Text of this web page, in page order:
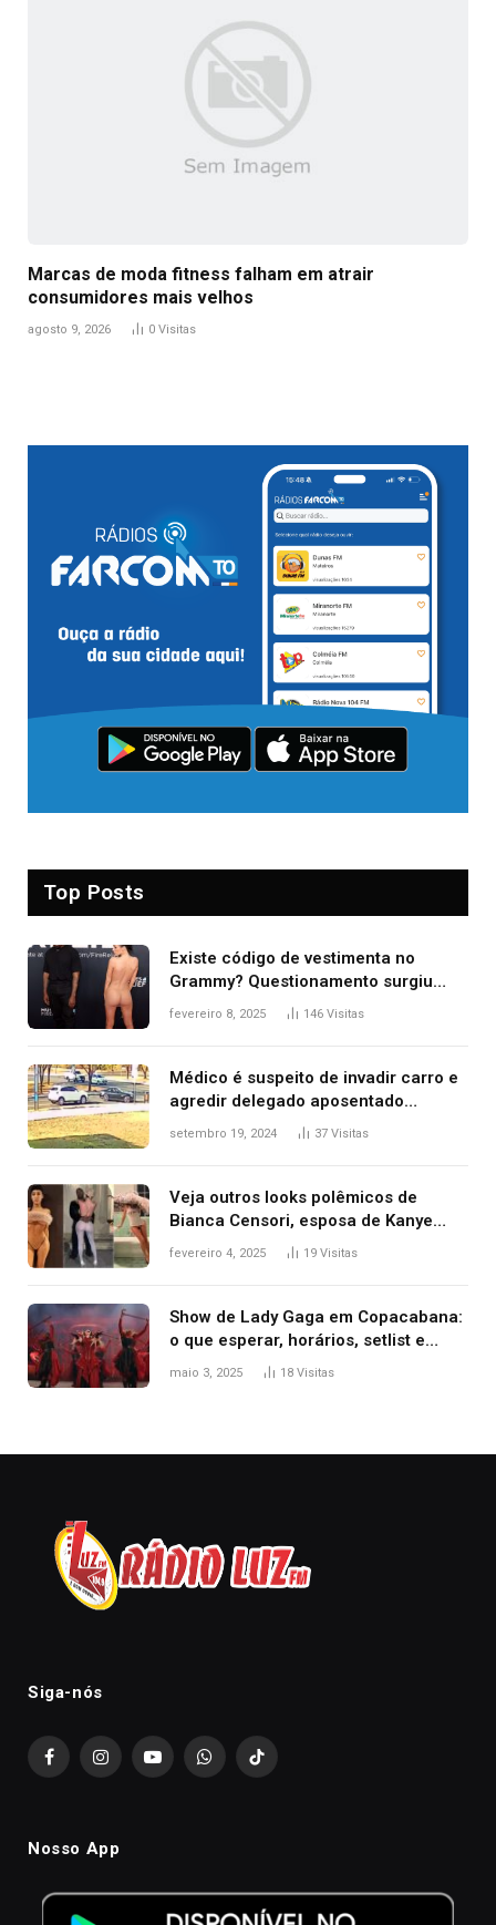
Marcas de moda fitness falham em atrair
consumidores mais velhos
agosto 9, 2026 0 Visitas
Top Posts
Existe código de vestimenta no
Grammy? Questionamento surgiu
após Bianca Censori, mulher de
fevereiro 8, 2025 146 Visitas
Médico é suspeito de invadir carro e
agredir delegado aposentado
durante confusão no trânsito
setembro 19, 2024 37 Visitas
Veja outros looks polêmicos de
Bianca Censori, esposa de Kanye
West que apareceu nua no Grammy
fevereiro 4, 2025 19 Visitas
Show de Lady Gaga em Copacabana:
o que esperar, horários, setlist e
onde assistir
maio 3, 2025 18 Visitas
Siga-nós
FacebookInstagramYouTubeWhatsAppTikTok
Nosso App